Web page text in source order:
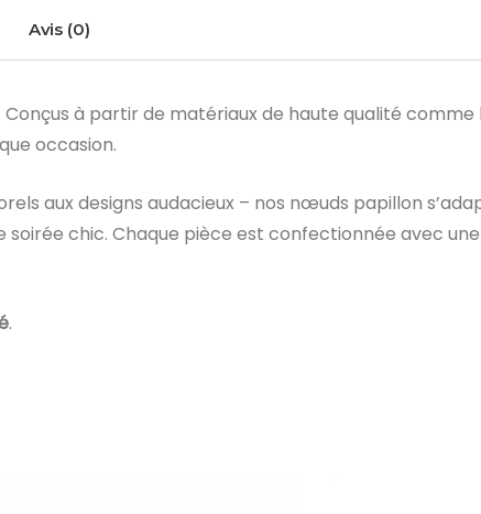
Avis (0)
à partir de matériaux de haute qualité comme
occasion.
aux designs audacieux – nos nœuds papillon
soirée chic. Chaque pièce est confectionnée avec une
.